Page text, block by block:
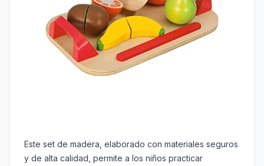
Este set de madera, elaborado con materiales seguros
y de alta calidad, permite a los niños practicar